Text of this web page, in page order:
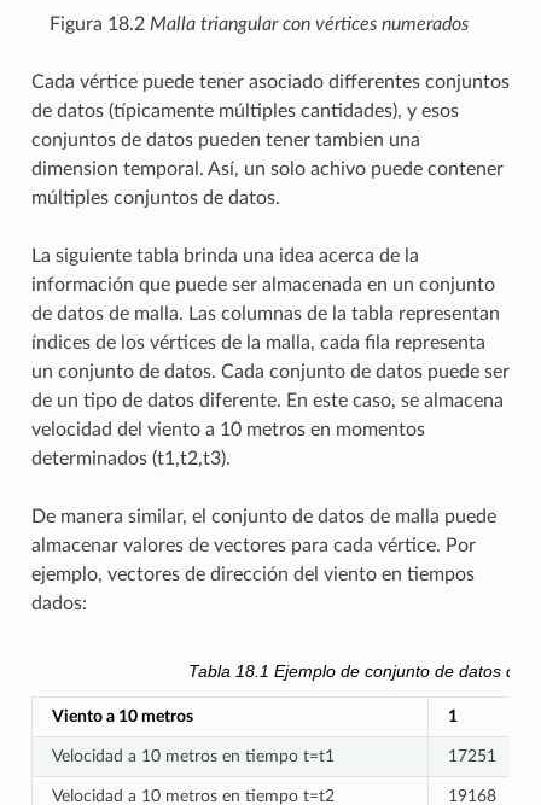
Figura 18.2 Malla triangular con vértices numerados
Cada vértice puede tener asociado differentes conjuntos
de datos (típicamente múltiples cantidades), y esos
conjuntos de datos pueden tener tambien una
dimension temporal. Así, un solo achivo puede contener
múltiples conjuntos de datos.
La siguiente tabla brinda una idea acerca de la
información que puede ser almacenada en un conjunto
de datos de malla. Las columnas de la tabla representan
índices de los vértices de la malla, cada fila representa
un conjunto de datos. Cada conjunto de datos puede ser
de un tipo de datos diferente. En este caso, se almacena
velocidad del viento a 10 metros en momentos
determinados (t1,t2,t3).
De manera similar, el conjunto de datos de malla puede
almacenar valores de vectores para cada vértice. Por
ejemplo, vectores de dirección del viento en tiempos
dados:
Tabla 18.1Ejemplo de conjunto de datos de
Viento a 10 metros 1
Velocidad a 10 metros en tiempo t=t1 17251
Velocidad a 10 metros en tiempo t=t2 19168